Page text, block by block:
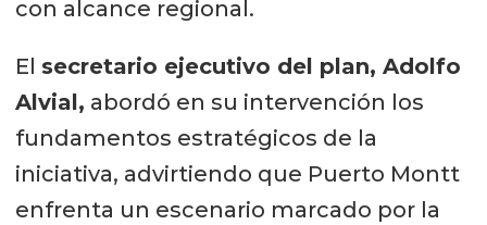
con alcance regional.
El secretario ejecutivo del plan, Adolfo
Alvial, abordó en su intervención los
fundamentos estratégicos de la
iniciativa, advirtiendo que Puerto Montt
enfrenta un escenario marcado por la